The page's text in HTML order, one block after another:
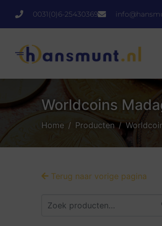
0031(0)6-25430369
Worldcoins
Home Producten
Terug naar vorige pagina